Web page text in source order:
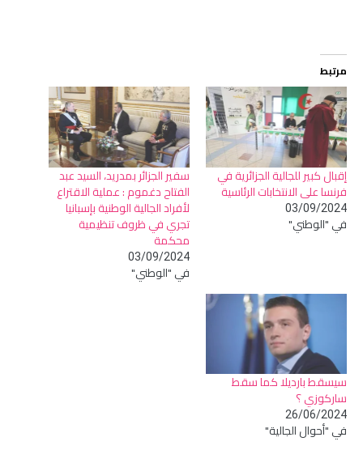
مرتبط
إقبال كبير للجالية الجزائرية في
فرنسا على الانتخابات الرئاسية
03/09/2024
في "الوطني"
سفير الجزائر بمدريد، السيد عبد
الفتاح دغموم : عملية الاقتراع
لأفراد الجالية الوطنية بإسبانيا
تجري في ظروف تنظيمية
محكمة
03/09/2024
في "الوطني"
سيسقط بارديلا كما سقط
ساركوزي ؟
26/06/2024
في "أحوال الجالية"